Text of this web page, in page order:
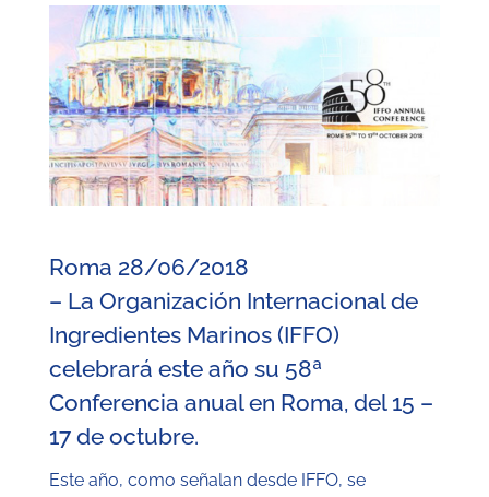
Roma 28/06/2018
– La Organización Internacional de
Ingredientes Marinos (IFFO)
celebrará este año su 58ª
Conferencia anual en Roma, del 15 –
17 de octubre.
Este año, como señalan desde IFFO, se